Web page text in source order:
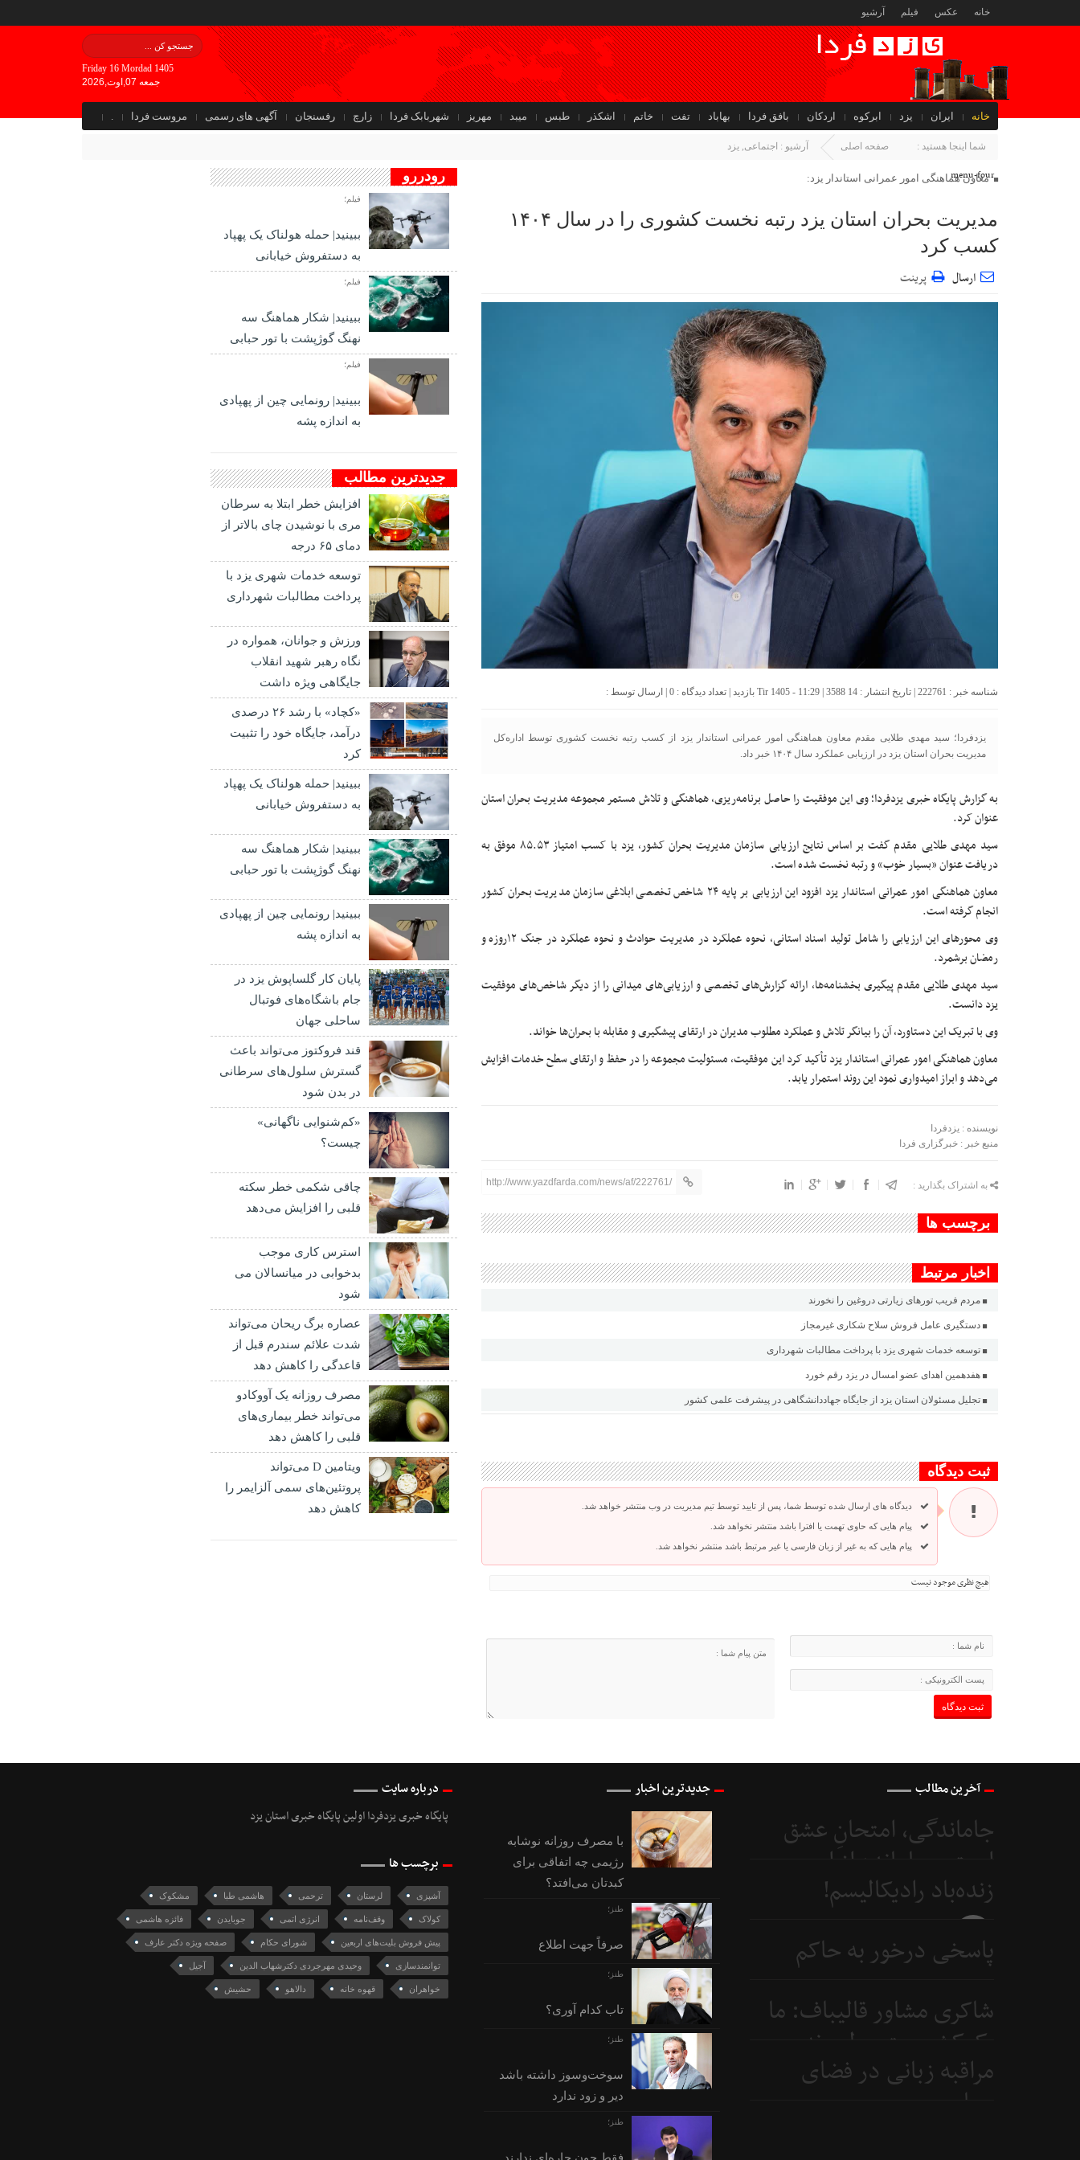
خانه عکس فیلم آرشیو
Friday 16 Mordad 1405
جمعه 07,اوت,2026
خانه ایران یزد ابرکوه اردکان بافق فردا بهاباد تفت خاتم اشکذر طبس میبد مهریز شهربابک فردا زارچ رفسنجان آگهی های رسمی مروست فردا .
جهان
menu-four
شما اینجا هستید : صفحه اصلی آرشیو : اجتماعی, یزد
معاون هماهنگی امور عمرانی استاندار یزد:
مدیریت بحران استان یزد رتبه نخست کشوری را در سال ۱۴۰۴
کسب کرد
ارسال پرینت
شناسه خبر : 222761 | تاریخ انتشار : 14 Tir 1405 - 11:29 | 3588 بازدید | تعداد دیدگاه : 0 | ارسال توسط :
یزدفردا؛ سید مهدی طلایی مقدم معاون هماهنگی امور عمرانی استاندار یزد از کسب رتبه نخست کشوری توسط اداره‌کل
مدیریت بحران استان یزد در ارزیابی عملکرد سال ۱۴۰۴ خبر داد.
به گزارش پایگاه خبری یزدفردا؛ وی این موفقیت را حاصل برنامه‌ریزی، هماهنگی و تلاش مستمر مجموعه مدیریت بحران استان
عنوان کرد.
سید مهدی طلایی مقدم گفت بر اساس نتایج ارزیابی سازمان مدیریت بحران کشور، یزد با کسب امتیاز ۸۵.۵۳ موفق به
دریافت عنوان «بسیار خوب» و رتبه نخست شده است.
معاون هماهنگی امور عمرانی استاندار یزد افزود این ارزیابی بر پایه ۲۴ شاخص تخصصی ابلاغی سازمان مدیریت بحران کشور
انجام گرفته است.
وی محورهای این ارزیابی را شامل تولید اسناد استانی، نحوه عملکرد در مدیریت حوادث و نحوه عملکرد در جنگ ۱۲روزه و
رمضان برشمرد.
سید مهدی طلایی مقدم پیگیری بخشنامه‌ها، ارائه گزارش‌های تخصصی و ارزیابی‌های میدانی را از دیگر شاخص‌های موفقیت
یزد دانست.
وی با تبریک این دستاورد، آن را بیانگر تلاش و عملکرد مطلوب مدیران در ارتقای پیشگیری و مقابله با بحران‌ها خواند.
معاون هماهنگی امور عمرانی استاندار یزد تأکید کرد این موفقیت، مسئولیت مجموعه را در حفظ و ارتقای سطح خدمات افزایش
می‌دهد و ابراز امیدواری نمود این روند استمرار یابد.
نویسنده : یزدفردا
منبع خبر : خبرگزاری فردا
به اشتراک بگذارید : http://www.yazdfarda.com/news/af/222761/
برچسب ها
اخبار مرتبط
مردم فریب تورهای زیارتی دروغین را نخورند
دستگیری عامل فروش سلاح شکاری غیرمجاز
توسعه خدمات شهری یزد با پرداخت مطالبات شهرداری
هفدهمین اهدای عضو امسال در یزد رقم خورد
تجلیل مسئولان استان یزد از جایگاه جهاددانشگاهی در پیشرفت علمی کشور
ثبت دیدگاه
دیدگاه های ارسال شده توسط شما، پس از تایید توسط تیم مدیریت در وب منتشر خواهد شد.
پیام هایی که حاوی تهمت یا افترا باشد منتشر نخواهد شد.
پیام هایی که به غیر از زبان فارسی یا غیر مرتبط باشد منتشر نخواهد شد.
هیچ نظری موجود نیست
رودررو
فیلم؛
ببینید| حمله هولناک یک پهپاد
به دستفروش خیابانی
فیلم؛
ببینید| شکار هماهنگ سه
نهنگ گوژپشت با تور حبابی
فیلم؛
ببینید| رونمایی چین از پهپادی
به اندازه پشه
جدیدترین مطالب
افزایش خطر ابتلا به سرطان
مری با نوشیدن چای بالاتر از
دمای ۶۵ درجه
توسعه خدمات شهری یزد با
پرداخت مطالبات شهرداری
ورزش و جوانان، همواره در
نگاه رهبر شهید انقلاب
جایگاهی ویژه داشت
«کچاد» با رشد ۲۶ درصدی
درآمد، جایگاه خود را تثبیت
کرد
ببینید| حمله هولناک یک پهپاد
به دستفروش خیابانی
ببینید| شکار هماهنگ سه
نهنگ گوژپشت با تور حبابی
ببینید| رونمایی چین از پهپادی
به اندازه پشه
پایان کار گلساپوش یزد در
جام باشگاه‌های فوتبال
ساحلی جهان
قند فروکتوز می‌تواند باعث
گسترش سلول‌های سرطانی
در بدن شود
«کم‌شنوایی ناگهانی»
چیست؟
چاقی شکمی خطر سکته
قلبی را افزایش می‌دهد
استرس کاری موجب
بدخوابی در میانسالان می
شود
عصاره برگ ریحان می‌تواند
شدت علائم سندرم قبل از
قاعدگی را کاهش دهد
مصرف روزانه یک آووکادو
می‌تواند خطر بیماری‌های
قلبی را کاهش دهد
ویتامین D می‌تواند
پروتئین‌های سمی آلزایمر را
کاهش دهد
آخرین مطالب
جاماندگی، امتحانِ عشق
است و جامانده از اربعین...
4 روز
زنده‌باد رادیکالیسم!
پاسخی درخور به حاکم
6 روز
شاکری مشاور قالیباف: ما
یک‌کشور متوسطیم نه
ابرقدرت
مراقبه زبانی در فضای
سیاسی
جدیدترین اخبار
با مصرف روزانه نوشابه
رژیمی چه اتفاقی برای
کبدتان می‌افتد؟
طنز؛
صرفاً جهت اطلاع
طنز؛
تاب کدام آوری؟
طنز؛
سوخت‌وسوز داشته باشد
دیر و زود ندارد
طنز؛
درباره سایت
پایگاه خبری یزدفردا اولین پایگاه خبری استان یزد
برچسب ها
آشپزی لرستان ترحمی هاشمی طبا مشکوک
کولاک وقف‌نامه انرژی اتمی جوبایدن فائزه هاشمی
پیش فروش بلیت‌های اربعین شورای حکام صفحه ویژه دکتر عارف
توانمندسازی وحیدی مهرجردی دکترشهاب الدین آجیل
خواهران قهوه خانه دالاهو حشیش